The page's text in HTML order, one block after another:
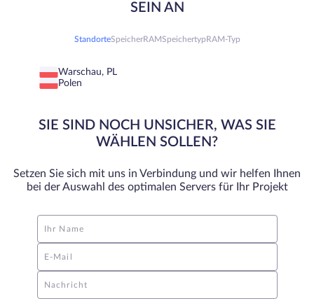
SEIN AN
StandorteSpeicherRAMSpeichertypRAM-Typ
Warschau, PL
Polen
SIE SIND NOCH UNSICHER, WAS SIE
WÄHLEN SOLLEN?
Setzen Sie sich mit uns in Verbindung und wir helfen Ihnen
bei der Auswahl des optimalen Servers für Ihr Projekt
Ihr Name
E-Mail
Nachricht